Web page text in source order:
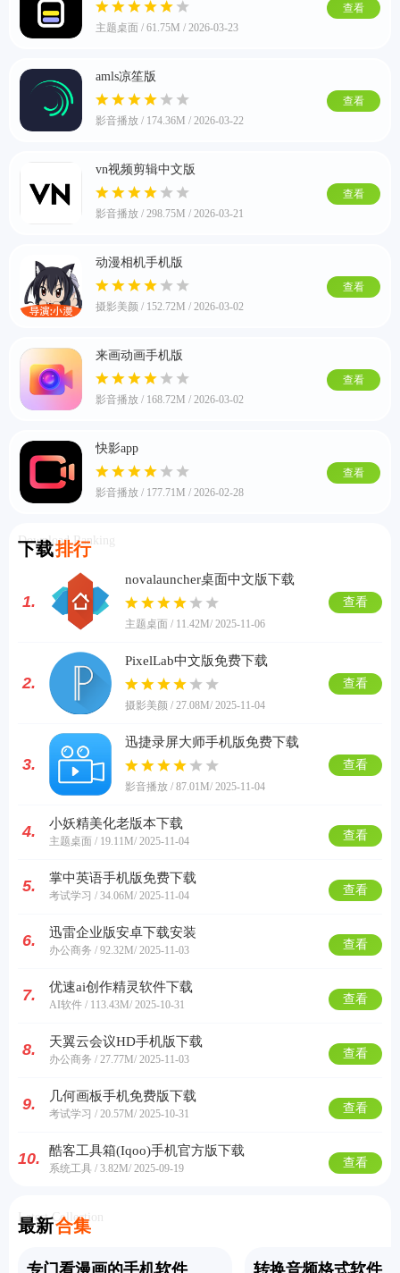
主题桌面 / 61.75M / 2026-03-23
查看
amls凉笙版
影音播放 / 174.36M / 2026-03-22
查看
vn视频剪辑中文版
影音播放 / 298.75M / 2026-03-21
查看
动漫相机手机版
摄影美颜 / 152.72M / 2026-03-02
查看
来画动画手机版
影音播放 / 168.72M / 2026-03-02
查看
快影app
影音播放 / 177.71M / 2026-02-28
查看
下载排行
Download Ranking
1.
novalauncher桌面中文版下载
主题桌面 / 11.42M/ 2025-11-06
查看
2.
PixelLab中文版免费下载
摄影美颜 / 27.08M/ 2025-11-04
查看
3.
迅捷录屏大师手机版免费下载
影音播放 / 87.01M/ 2025-11-04
查看
4. 小妖精美化老版本下载
主题桌面 / 19.11M/ 2025-11-04 查看
5. 掌中英语手机版免费下载
考试学习 / 34.06M/ 2025-11-04 查看
6. 迅雷企业版安卓下载安装
办公商务 / 92.32M/ 2025-11-03 查看
7. 优速ai创作精灵软件下载
AI软件 / 113.43M/ 2025-10-31 查看
8. 天翼云会议HD手机版下载
办公商务 / 27.77M/ 2025-11-03 查看
9. 几何画板手机免费版下载
考试学习 / 20.57M/ 2025-10-31 查看
10. 酷客工具箱(Iqoo)手机官方版下载
系统工具 / 3.82M/ 2025-09-19 查看
最新合集
Latest Collection
专门看漫画的手机软件 转换音频格式软件